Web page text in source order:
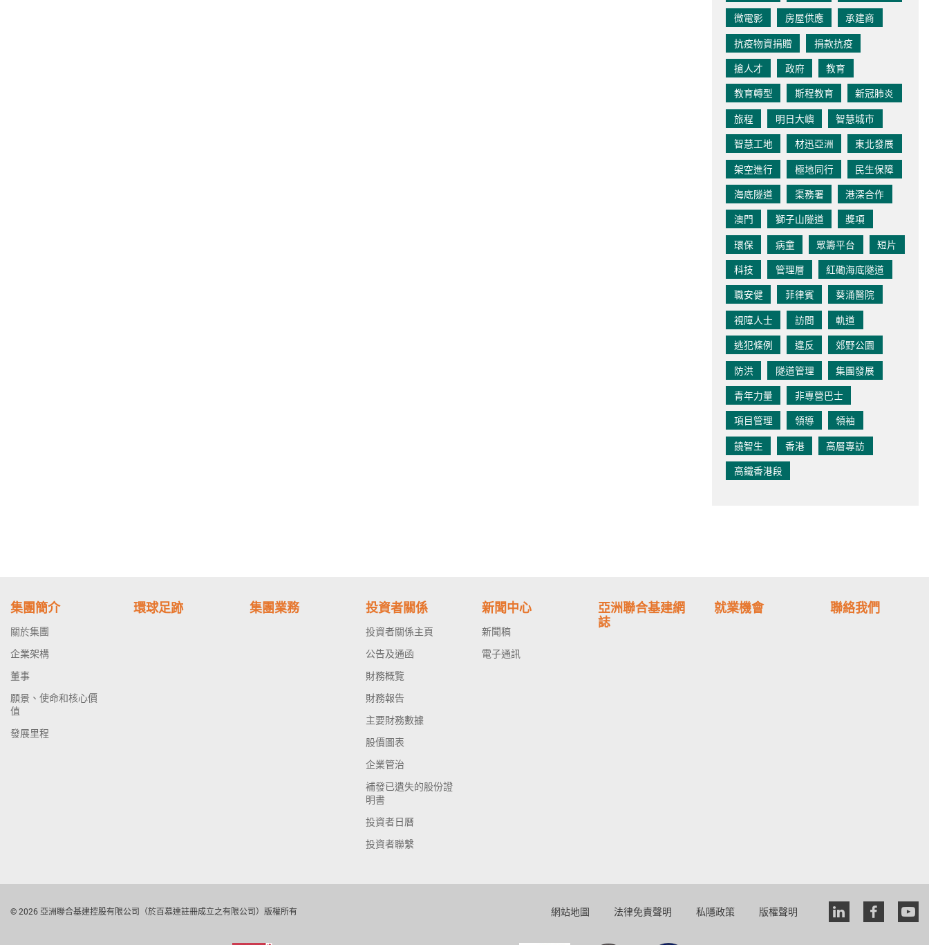
微電影
房屋供應
承建商
抗疫物資捐贈
捐款抗疫
搶人才
政府
教育
教育轉型
斯程教育
新冠肺炎
旅程
明日大嶼
智慧城市
智慧工地
材迅亞洲
東北發展
架空進行
極地同行
民生保障
海底隧道
渠務署
港深合作
澳門
獅子山隧道
獎項
環保
病童 眾籌平台
短片
科技
管理層
紅磡海底隧道
職安健
菲律賓
葵涌醫院
視障人士
訪問
軌道
逃犯條例
違反
郊野公園
防洪
隧道管理
集團發展
青年力量
非專營巴士
項目管理
領導
領袖
饒智生
香港
高層專訪
高鐵香港段
集團簡介
關於集團
企業架構
董事
願景、使命和核心價
值
發展里程
環球足跡 集團業務 投資者關係
投資者關係主頁
公告及通函
財務概覽
財務報告
主要財務數據
股價圖表
企業管治
補發已遺失的股份證
明書
投資者日曆
投資者聯繫
新聞中心
新聞稿
電子通訊
亞洲聯合基建網
誌
就業機會 聯絡我們
網站地圖 法律免責聲明 私隱政策 版權聲明 Linkedin
© 2026 亞洲聯合基建控股有限公司（於百慕達註冊成立之有限公司）版權所有